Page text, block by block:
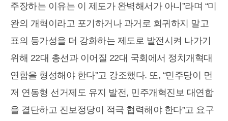
주장하는 이유는 이 제도가 완벽해서가 아니”라며 “미
완의 개혁이라고 포기하거나 과거로 회귀하지 말고
표의 등가성을 더 강화하는 제도로 발전시켜 나가기
위해 22대 총선과 이어질 22대 국회에서 정치개혁대
연합을 형성해야 한다”고 강조했다. 또, “민주당이 먼
저 연동형 선거제도 유지 발전, 민주개혁진보 대연합
을 결단하고 진보정당이 적극 협력해야 한다”고 요구